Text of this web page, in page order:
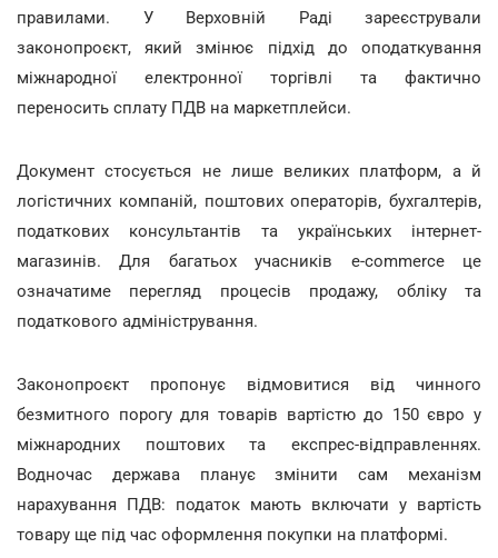
правилами. У Верховній Раді зареєстрували
законопроєкт, який змінює підхід до оподаткування
міжнародної електронної торгівлі та фактично
переносить сплату ПДВ на маркетплейси.
Документ стосується не лише великих платформ, а й
логістичних компаній, поштових операторів, бухгалтерів,
податкових консультантів та українських інтернет-
магазинів. Для багатьох учасників e-commerce це
означатиме перегляд процесів продажу, обліку та
податкового адміністрування.
Законопроєкт пропонує відмовитися від чинного
безмитного порогу для товарів вартістю до 150 євро у
міжнародних поштових та експрес-відправленнях.
Водночас держава планує змінити сам механізм
нарахування ПДВ: податок мають включати у вартість
товару ще під час оформлення покупки на платформі.